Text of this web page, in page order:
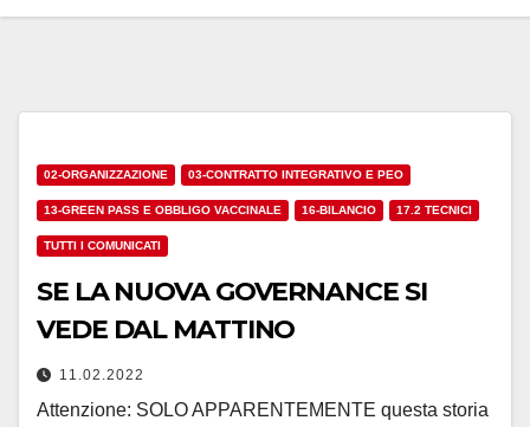
02-ORGANIZZAZIONE 03-CONTRATTO INTEGRATIVO E PEO
13-GREEN PASS E OBBLIGO VACCINALE 16-BILANCIO 17.2 TECNICI
TUTTI I COMUNICATI
SE LA NUOVA GOVERNANCE SI
VEDE DAL MATTINO
11.02.2022
Attenzione: SOLO APPARENTEMENTE questa storia